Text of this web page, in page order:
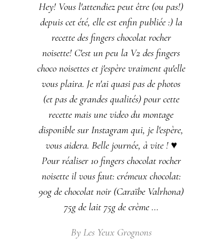
Hey! Vous l'attendiez peut être (ou pas!)
depuis cet été, elle est enfin publiée :) la
recette des fingers chocolat rocher
noisette! C'est un peu la V2 des fingers
choco noisettes et j'espère vraiment qu'elle
vous plaira. Je n'ai quasi pas de photos
(et pas de grandes qualités) pour cette
recette mais une video du montage
disponible sur Instagram qui, je l'espère,
vous aidera. Belle journée, à vite ! ♥
Pour réaliser 10 fingers chocolat rocher
noisette il vous faut: crémeux chocolat:
90g de chocolat noir (Caraïbe Valrhona)
75g de lait 75g de crème
By Les Yeux Grognons